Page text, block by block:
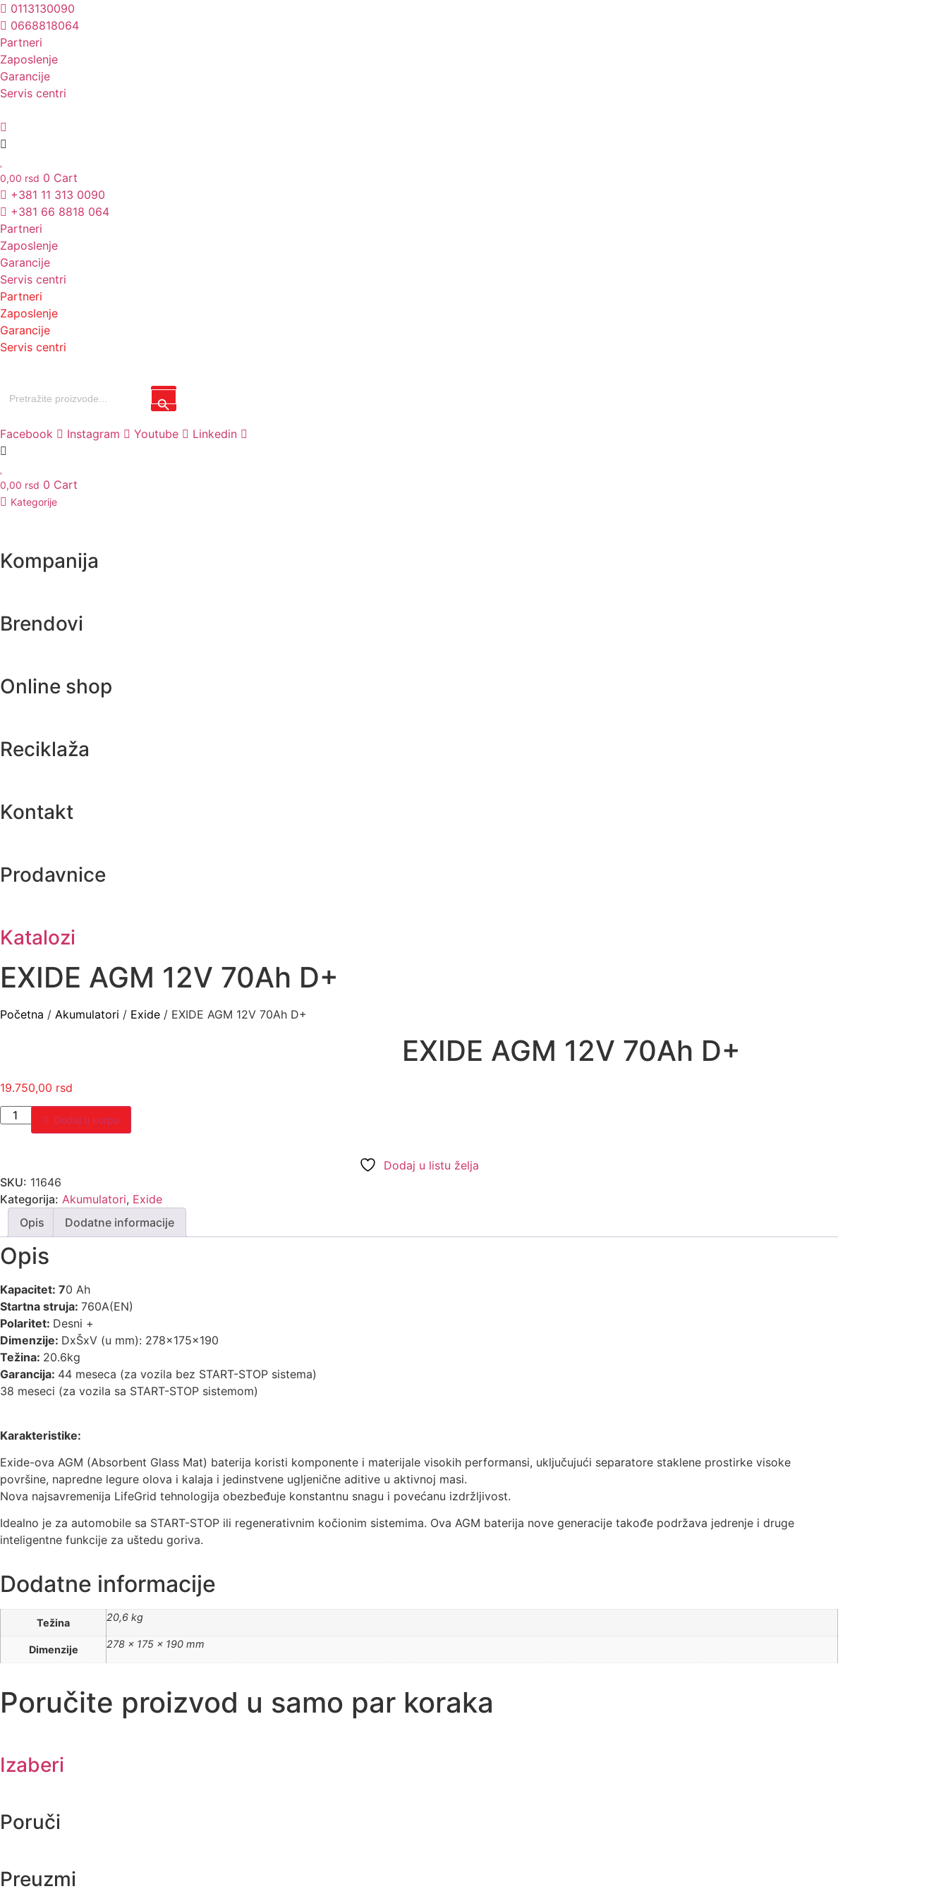
Skočite
na
sadržaj
0113130090
0668818064
Partneri
Zaposlenje
Garancije
Servis centri
0,00 rsd 0 Cart
+381 11 313 0090
+381 66 8818 064
Partneri
Zaposlenje
Garancije
Servis centri
Partneri
Zaposlenje
Garancije
Servis centri
for:
Search Button
Facebook Instagram Youtube Linkedin
0,00 rsd 0 Cart
Kategorije
Kompanija
Brendovi
Online shop
Reciklaža
Kontakt
Prodavnice
Katalozi
Unesite ovde tekst naslova
EXIDE AGM 12V 70Ah D+
Početna / Akumulatori / Exide / EXIDE AGM 12V 70Ah D+
EXIDE AGM 12V 70Ah D+
19.750,00 rsd
EXIDE
AGM
Dodaj u korpu
Dodaj u listu želja
SKU: 11646
Kategorija: Akumulatori, Exide
Opis
Dodatne informacije
Opis
Kapacitet: 70 Ah
Startna struja: 760A(EN)
Polaritet: Desni +
Dimenzije: DxŠxV (u mm): 278x175x190
Težina: 20.6kg
Garancija: 44 meseca (za vozila bez START-STOP sistema)
38 meseci (za vozila sa START-STOP sistemom)
Karakteristike:
Exide-ova AGM (Absorbent Glass Mat) baterija koristi komponente i materijale visokih performansi, uključujući separatore staklene prostirke visoke
površine, napredne legure olova i kalaja i jedinstvene ugljenične aditive u aktivnoj masi.
Nova najsavremenija LifeGrid tehnologija obezbeđuje konstantnu snagu i povećanu izdržljivost.
Idealno je za automobile sa START-STOP ili regenerativnim kočionim sistemima. Ova AGM baterija nove generacije takođe podržava jedrenje i druge
inteligentne funkcije za uštedu goriva.
Dodatne informacije
Težina 20,6 kg
Dimenzije 278 × 175 × 190 mm
Poručite proizvod u samo par koraka
Izaberi
Poruči
Preuzmi